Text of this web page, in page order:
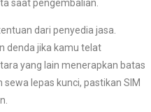
saat pengembalian.
dari penyedia jasa.
denda jika kamu telat
yang lain menerapkan batas
lepas kunci, pastikan SIM